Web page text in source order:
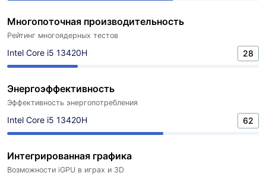
Многопоточная производительность
Рейтинг многоядерных тестов
Intel Core i5 13420H 28
Энергоэффективность
Эффективность энергопотребления
Intel Core i5 13420H 62
Интегрированная графика
Возможности iGPU в играх и 3D